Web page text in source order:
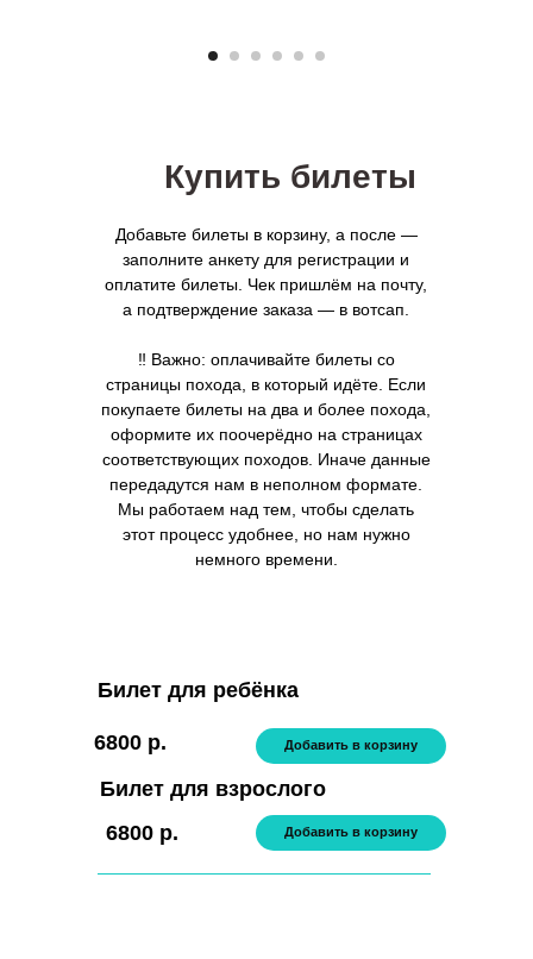
Купить билеты
Добавьте билеты в корзину, а после —
заполните анкету для регистрации и
оплатите билеты. Чек пришлём на почту,
а подтверждение заказа — в вотсап.
‼️ Важно: оплачивайте билеты со
страницы похода, в который идёте. Если
покупаете билеты на два и более похода,
оформите их поочерёдно на страницах
соответствующих походов. Иначе данные
передадутся нам в неполном формате.
Мы работаем над тем, чтобы сделать
этот процесс удобнее, но нам нужно
немного времени.
Билет для ребёнка
6800 р. Добавить в корзину
Билет для взрослого
6800 р.
Добавить в корзину